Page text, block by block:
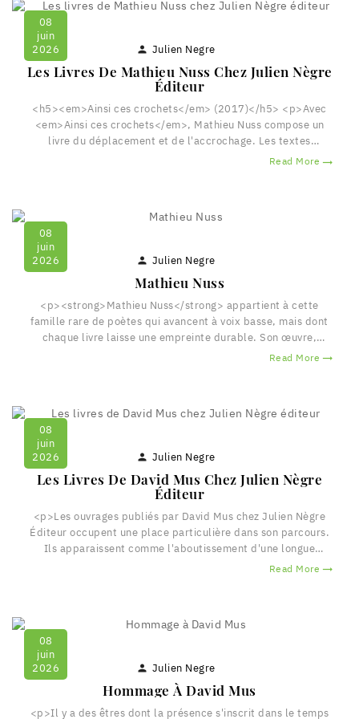
08
juin
2026
 Julien Negre
Les Livres De Mathieu Nuss Chez Julien Nègre
Éditeur
<h5><em>Ainsi ces crochets</em> (2017)</h5> <p>Avec
<em>Ainsi ces crochets</em>, Mathieu Nuss compose un
livre du déplacement et de l'accrochage. Les textes
procèdent par fragments, notations et bifurcations, comme si
et...
Read More 
08
juin
2026
 Julien Negre
Mathieu Nuss
<p><strong>Mathieu Nuss</strong> appartient à cette
famille rare de poètes qui avancent à voix basse, mais dont
chaque livre laisse une empreinte durable. Son œuvre,
patiemment construite depuis le début des années 2000,
Read More 
08
juin
2026
 Julien Negre
Les Livres De David Mus Chez Julien Nègre
Éditeur
<p>Les ouvrages publiés par David Mus chez Julien Nègre
Éditeur occupent une place particulière dans son parcours.
Ils apparaissent comme l'aboutissement d'une longue
recherche poétique menée durant plusieurs décennies.</p>
un espace...
Read More 
08
juin
2026
 Julien Negre
Hommage À David Mus
<p>Il y a des êtres dont la présence s'inscrit dans le temps